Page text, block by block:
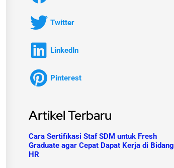
Twitter
LinkedIn
Pinterest
Artikel Terbaru
Cara Sertifikasi Staf SDM untuk Fresh
Graduate agar Cepat Dapat Kerja di Bidang
HR